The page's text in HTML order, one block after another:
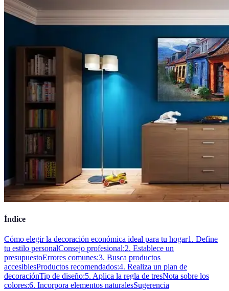
Índice
Cómo elegir la decoración económica ideal para tu hogar1. Define
tu estilo personalConsejo profesional:2. Establece un
presupuestoErrores comunes:3. Busca productos
accesiblesProductos recomendados:4. Realiza un plan de
decoraciónTip de diseño:5. Aplica la regla de tresNota sobre los
colores:6. Incorpora elementos naturalesSugerencia